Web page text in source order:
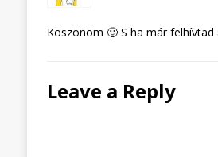
Köszönöm 🙂 S ha már
Leave a Reply